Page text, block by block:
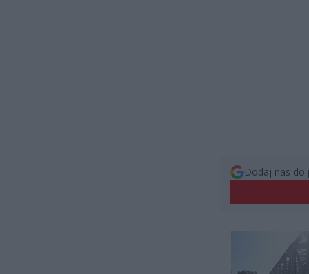
Dodaj nas do